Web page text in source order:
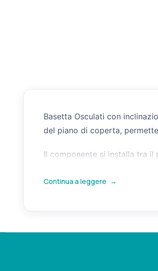
Basetta Osculati con
del piano di coperta,
Il componente si installa tra
Continua a leggere →